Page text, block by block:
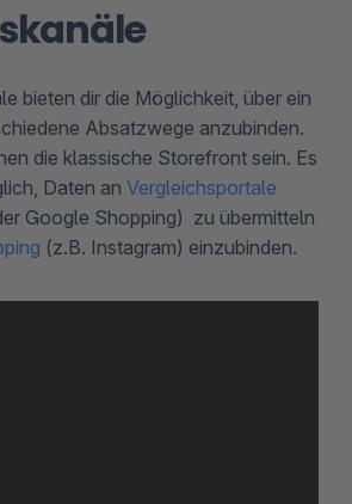
bieten dir die Möglichkeit, über ein
Absatzwege anzubinden.
die klassische Storefront sein. Es
Daten an Vergleichsportale
Google Shopping) zu übermitteln
(z.B. Instagram) einzubinden.